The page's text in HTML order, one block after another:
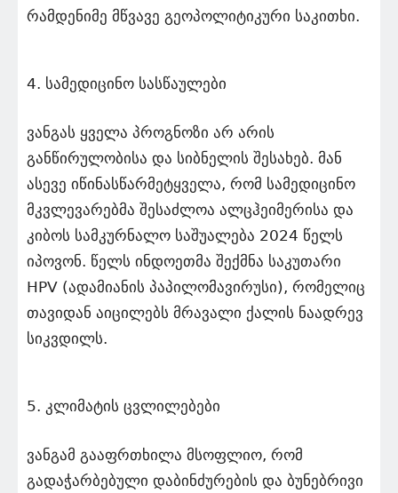
რამდენიმე მწვავე გეოპოლიტიკური საკითხი.
4. სამედიცინო სასწაულები
ვანგას ყველა პროგნოზი არ არის
განწირულობისა და სიბნელის შესახებ. მან
ასევე იწინასწარმეტყველა, რომ სამედიცინო
მკვლევარებმა შესაძლოა ალცჰეიმერისა და
კიბოს სამკურნალო საშუალება 2024 წელს
იპოვონ. წელს ინდოეთმა შექმნა საკუთარი
HPV (ადამიანის პაპილომავირუსი), რომელიც
თავიდან აიცილებს მრავალი ქალის ნაადრევ
სიკვდილს.
5. კლიმატის ცვლილებები
ვანგამ გააფრთხილა მსოფლიო, რომ
გადაჭარბებული დაბინძურების და ბუნებრივი